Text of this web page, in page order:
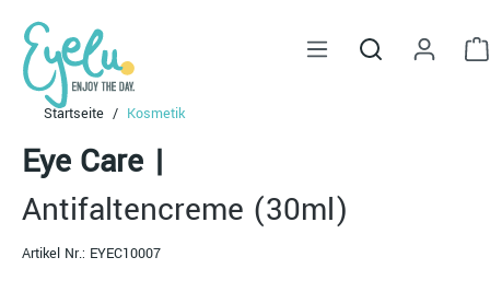
springen
Startseite Kosmetik
Eye Care |
Antifaltencreme (30ml)
Artikel Nr.: EYEC10007